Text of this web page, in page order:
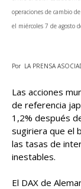
operaciones de cambio
el miércoles 7 de agosto
Por LA PRENSA
Las acciones
de referencia
1,2% después
sugiriera que el
las tasas de
inestables.
El DAX de